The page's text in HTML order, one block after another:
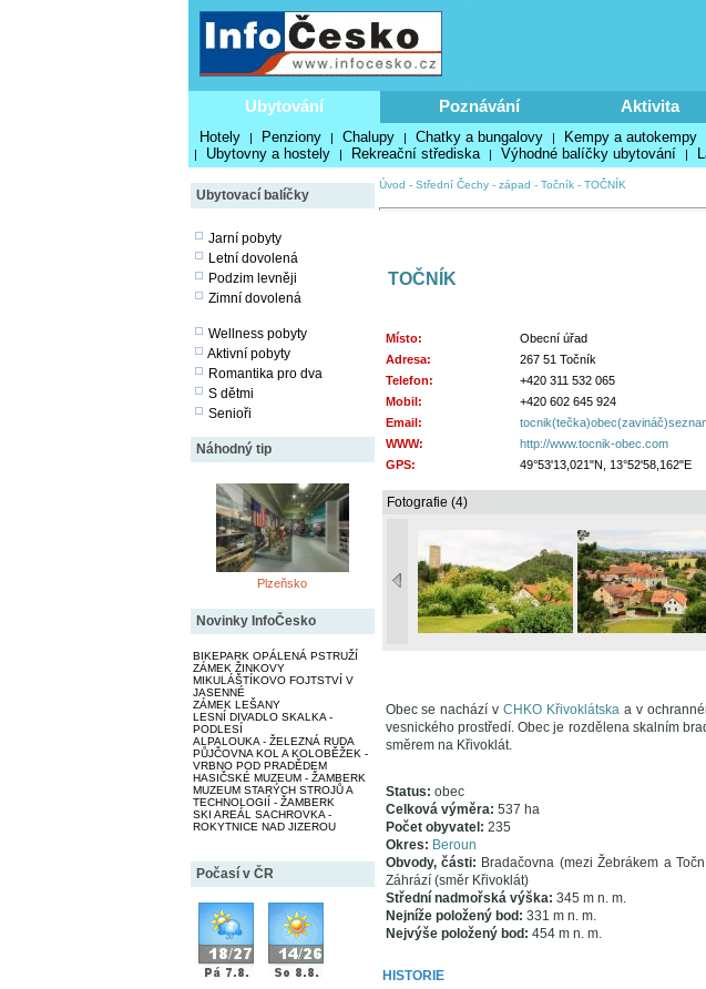
Ubytování Poznávání Aktivita
Hotely | Penziony | Chalupy | Chatky a bungalovy | Kempy a autokempy
| Ubytovny a hostely | Rekreační střediska | Výhodné balíčky ubytování |
Ubytovací balíčky
Jarní pobyty
Letní dovolená
Podzim levněji
Zimní dovolená
Wellness pobyty
Aktivní pobyty
Romantika pro dva
S dětmi
Senioři
Náhodný tip
Plzeňsko
Novinky InfoČesko
BIKEPARK OPÁLENÁ PSTRUŽÍ
ZÁMEK ŽINKOVY
MIKULÁŠTÍKOVO FOJTSTVÍ V
JASENNÉ
ZÁMEK LEŠANY
LESNÍ DIVADLO SKALKA -
PODLESÍ
ALPALOUKA - ŽELEZNÁ RUDA
PŮJČOVNA KOL A KOLOBĚŽEK -
VRBNO POD PRADĚDEM
HASIČSKÉ MUZEUM - ŽAMBERK
MUZEUM STARÝCH STROJŮ A
TECHNOLOGIÍ - ŽAMBERK
SKI AREÁL SACHROVKA -
ROKYTNICE NAD JIZEROU
Počasí v ČR
Úvod - Střední Čechy - západ - Točník- TOČNÍK
TOČNÍK
Místo:
Obecní úřad
Adresa:
267 51 Točník
Telefon:
+420 311 532 065
Mobil:
+420 602 645 924
Email:
WWW:
http://www.tocnik-obec.com
GPS:
49°53'13,021"N, 13°52'58,162"E
Fotografie (4)
Obec se nachází vCHKO Křivoklátskaa v
vesnického prostředí. Obec je rozdělena skalním
směrem na Křivoklát.
Status: obec
Celková výměra: 537 ha
Počet obyvatel: 235
Okres: Beroun
Obvody, části: Bradačovna (mezi Žebrákem a
Záhrází (směr Křivoklát)
Střední nadmořská výška: 345 m n. m.
Nejníže položený bod: 331 m n. m.
Nejvýše položený bod: 454 m n. m.
HISTORIE